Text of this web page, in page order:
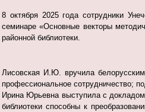
8 октября 2025 года сотрудники
семинаре «Основные векторы
районной библиотеки.
Лисовская И.Ю. вручила белорусским
профессиональное сотрудничество;
Ирина Юрьевна выступила с докладом
библиотеки способны к